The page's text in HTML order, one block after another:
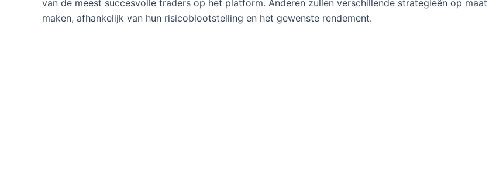
van de meest succesvolle traders op het platform. Anderen zullen verschillende strategieën op maat
maken, afhankelijk van hun risicoblootstelling en het gewenste rendement.